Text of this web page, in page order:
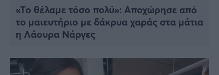
«Το θέλαμε τόσο πολύ»: Αποχώρησε από
το μαιευτήριο με δάκρυα χαράς στα μάτια
η Λάουρα Νάργες